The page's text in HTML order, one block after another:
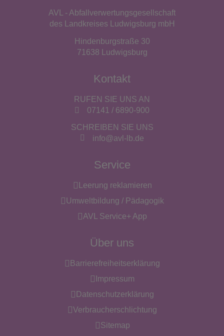
AVL - Abfallverwertungsgesellschaft
des Landkreises Ludwigsburg mbH
Hindenburgstraße 30
71638 Ludwigsburg
Kontakt
RUFEN SIE UNS AN
07141 / 6890-900
SCHREIBEN SIE UNS
info@avl-lb.de
Service
Leerung reklamieren
Umweltbildung / Pädagogik
AVL Service+ App
Über uns
Barrierefreiheitserklärung
Impressum
Datenschutzerklärung
Verbraucherschlichtung
Sitemap